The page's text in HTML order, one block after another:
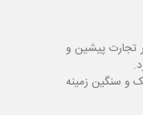
تجارت پیشین و
و سنگین زمینه